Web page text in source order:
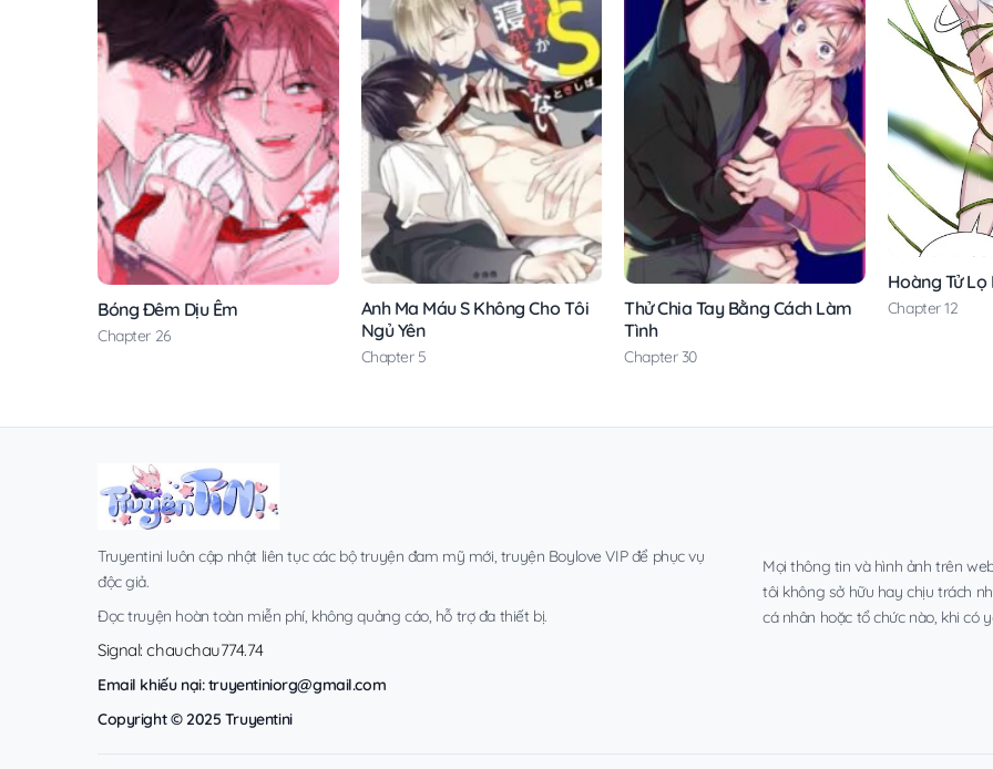
Bóng Đêm Dịu Êm
Chapter 26
Anh Ma Máu S Không Cho Tôi
Ngủ Yên
Chapter 5
Thử Chia Tay Bằng Cách Làm
Tình
Chapter 30
Hoàng Tử Lọ
Chapter 12
Truyentini luôn cập nhật liên tục các bộ truyện đam mỹ mới, truyện Boylove VIP để phục vụ
độc giả.
Đọc truyện hoàn toàn miễn phí, không quảng cáo, hỗ trợ đa thiết bị.
Signal: chauchau774.74
Email khiếu nại:truyentiniorg@gmail.com
Copyright © 2025 Truyentini
Mọi thông tin và hình ảnh trên
tôi không sở hữu hay chịu trách
cá nhân hoặc tổ chức nào, khi có